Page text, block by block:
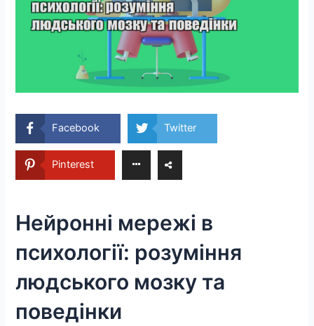
Facebook Twitter
Pinterest
Нейронні мережі в
психології: розуміння
людського мозку та
поведінки